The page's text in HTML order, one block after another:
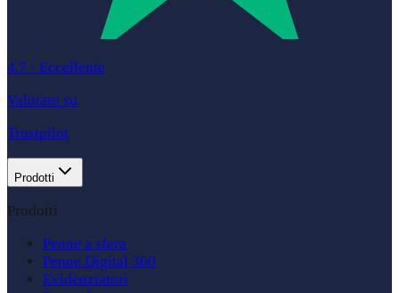
4.7 · Eccellente
Valutato su
Trustpilot
Prodotti
Prodotti
Penne a sfera
Penne Digital 360
Evidenziatori